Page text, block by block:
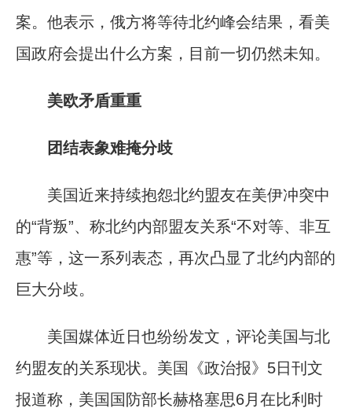
案。他表示，俄方将等待北约峰会结果，看美
国政府会提出什么方案，目前一切仍然未知。
美欧矛盾重重
团结表象难掩分歧
美国近来持续抱怨北约盟友在美伊冲突中
的“背叛”、称北约内部盟友关系“不对等、非互
惠”等，这一系列表态，再次凸显了北约内部的
巨大分歧。
美国媒体近日也纷纷发文，评论美国与北
约盟友的关系现状。美国《政治报》5日刊文
报道称，美国国防部长赫格塞思6月在比利时